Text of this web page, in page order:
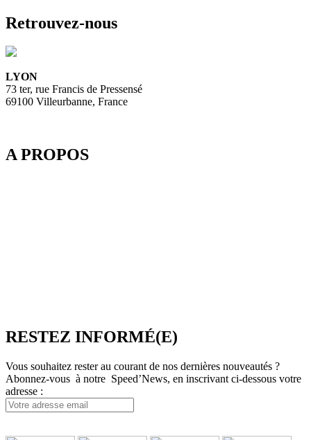
Retrouvez-nous
LYON
73 ter, rue Francis de Pressensé
69100 Villeurbanne, France
A PROPOS
RESTEZ INFORMÉ(E)
Vous souhaitez rester au courant de nos dernières nouveautés ?
Abonnez-vous à notre Speed’News, en inscrivant ci-dessous votre
adresse :